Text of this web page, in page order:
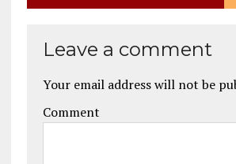
Leave a comment
Your email address will not be
Comment